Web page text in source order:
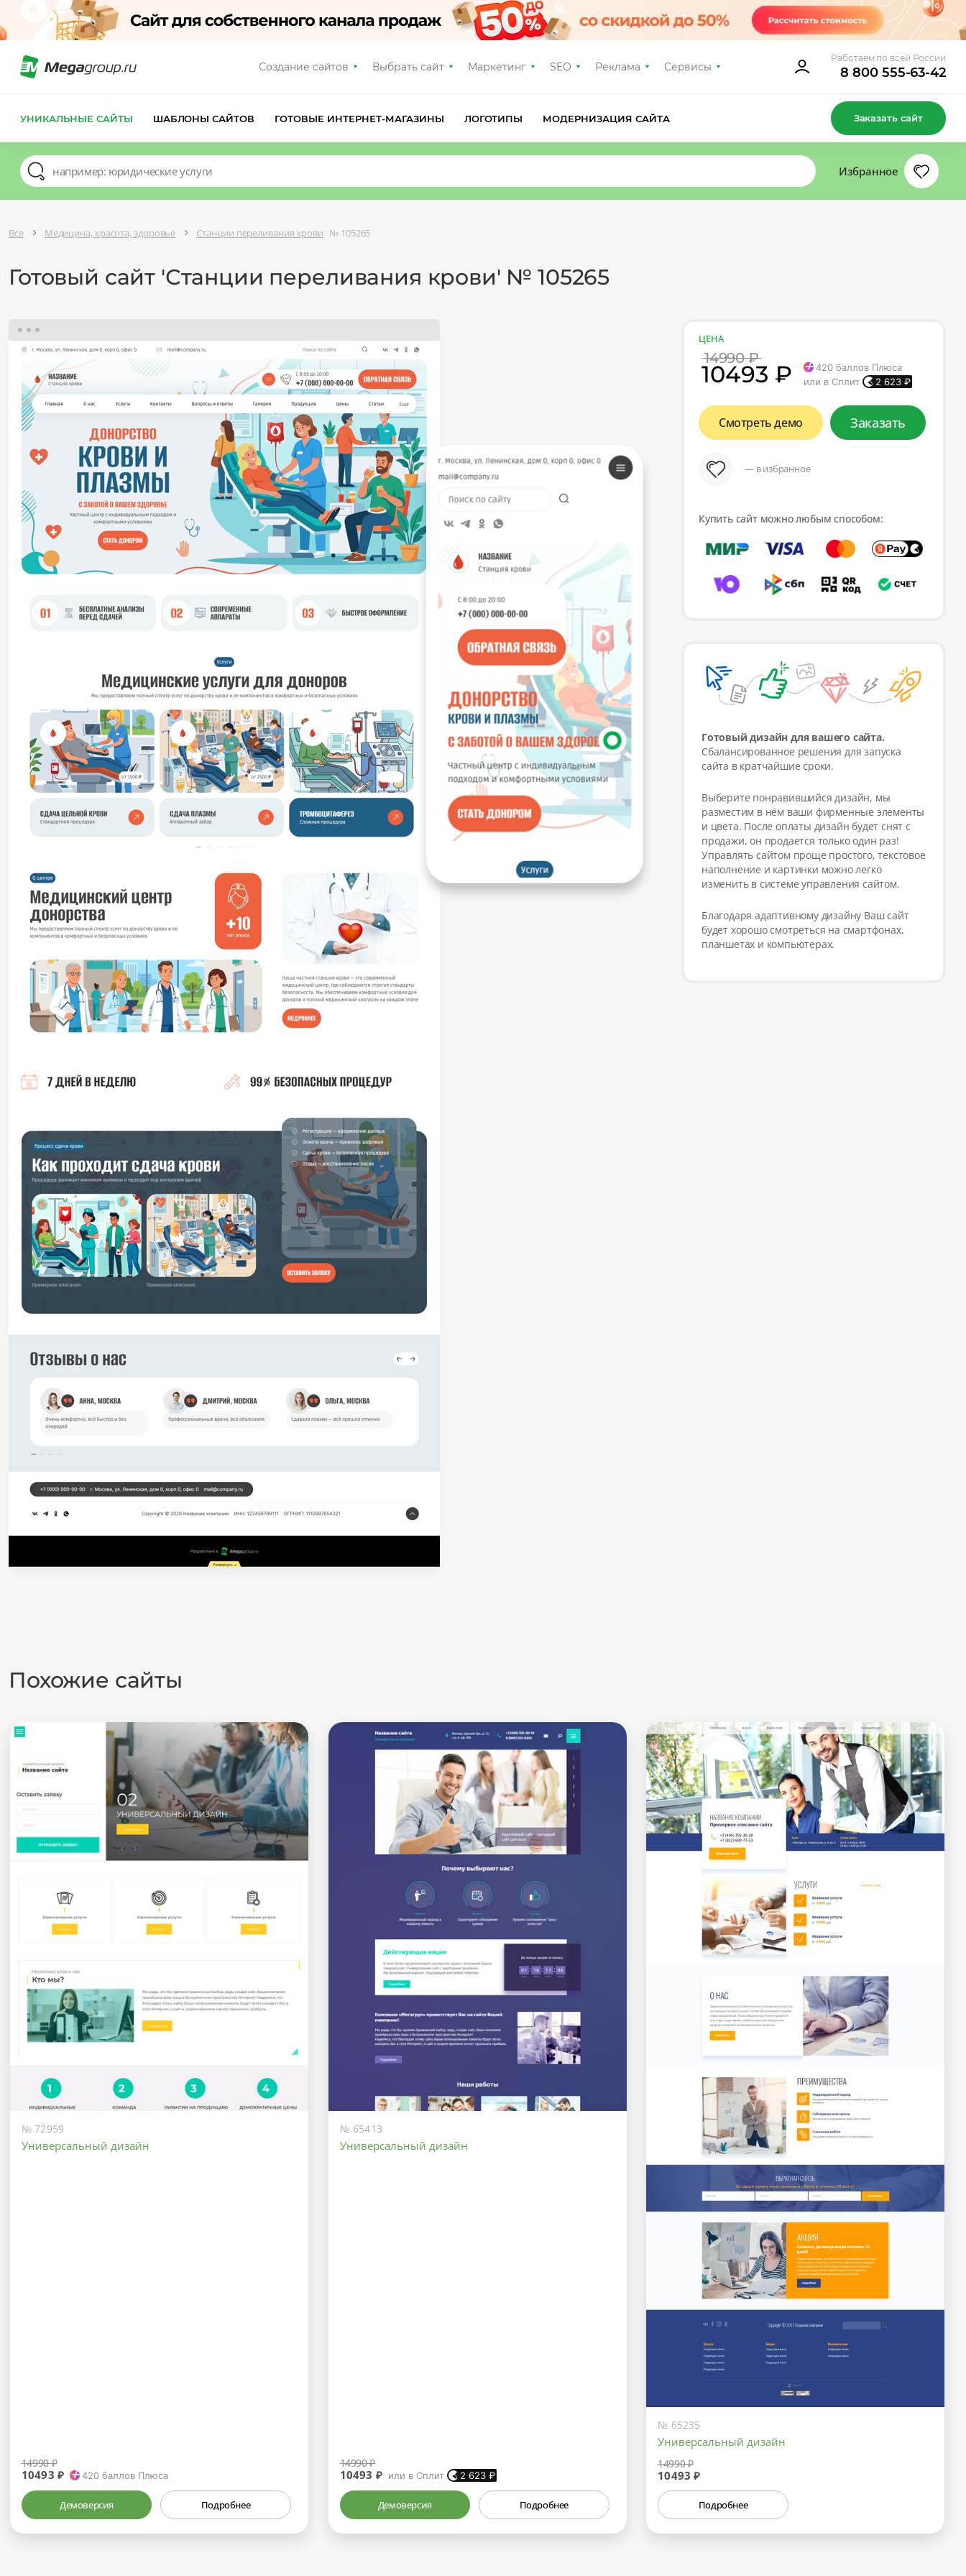
Создание сайтов Выбрать сайт Маркетинг SEO Реклама Сервисы
Работаем по всей России
8 800 555-63-42
УНИКАЛЬНЫЕ САЙТЫ ШАБЛОНЫ САЙТОВ ГОТОВЫЕ ИНТЕРНЕТ-МАГАЗИНЫ ЛОГОТИПЫ МОДЕРНИЗАЦИЯ САЙТА Заказать сайт
Избранное
Все Медицина, красота, здоровье Станции переливания крови № 105265
Готовый сайт 'Станции переливания крови' № 105265
ЦЕНА
14990 ₽
10493 ₽ 420 баллов Плюса
или в Сплит
2 623 ₽
Смотреть демо Заказать
— в избранное
Купить сайт можно любым способом:
Готовый дизайн для вашего сайта.
Сбалансированное решения для запуска
сайта в кратчайшие сроки.
Выберите понравившийся дизайн, мы
разместим в нём ваши фирменные элементы
и цвета. После оплаты дизайн будет снят с
продажи, он продается только один раз!
Управлять сайтом проще простого, текстовое
наполнение и картинки можно легко
изменить в системе управления сайтом.
Благодаря адаптивному дизайну Ваш сайт
будет хорошо смотреться на смартфонах,
планшетах и компьютерах.
Похожие сайты
№ 72959
Универсальный дизайн
14990 ₽
10493 ₽ 420 баллов Плюса
Демоверсия Подробнее
№ 65413
Универсальный дизайн
14990 ₽
10493 ₽ или в Сплит 2 623₽
Демоверсия Подробнее
№ 65235
Универсальный дизайн
14990 ₽
10493 ₽
Подробнее